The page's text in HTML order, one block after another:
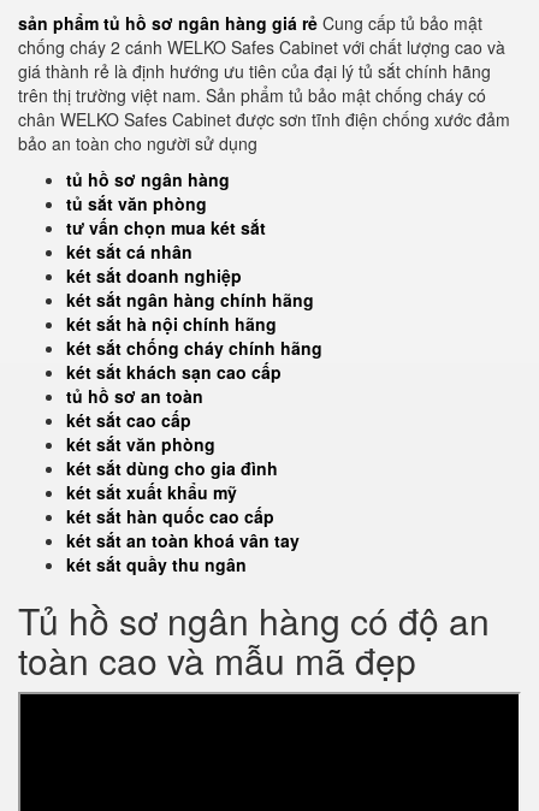
sản phẩm tủ hồ sơ ngân hàng giá rẻ Cung cấp tủ bảo mật
chống cháy 2 cánh WELKO Safes Cabinet với chất lượng cao và
giá thành rẻ là định hướng ưu tiên của đại lý tủ sắt chính hãng
trên thị trường việt nam. Sản phẩm tủ bảo mật chống cháy có
chân WELKO Safes Cabinet được sơn tĩnh điện chống xước đảm
bảo an toàn cho người sử dụng
tủ hồ sơ ngân hàng
tủ sắt văn phòng
tư vấn chọn mua két sắt
két sắt cá nhân
két sắt doanh nghiệp
két sắt ngân hàng chính hãng
két sắt hà nội chính hãng
két sắt chống cháy chính hãng
két sắt khách sạn cao cấp
tủ hồ sơ an toàn
két sắt cao cấp
két sắt văn phòng
két sắt dùng cho gia đình
két sắt xuất khẩu mỹ
két sắt hàn quốc cao cấp
két sắt an toàn khoá vân tay
két sắt quầy thu ngân
Tủ hồ sơ ngân hàng có độ an
toàn cao và mẫu mã đẹp